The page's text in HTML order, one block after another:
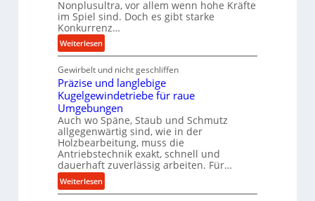
m
a
n
c
e
b
e
i
m
D
r
ü
c
k
Nonplusultra, vor allem wenn hohe Kräfte
im Spiel sind. Doch es gibt starke
Konkurrenz…
Weiterlesen:
K
u
g
e
l
g
e
w
i
n
d
Gewirbelt und nicht geschliffen
Präzise und langlebige
Kugelgewindetriebe für raue
Umgebungen
Auch wo Späne, Staub und Schmutz
allgegenwärtig sind, wie in der
Holzbearbeitung, muss die
Antriebstechnik exakt, schnell und
dauerhaft zuverlässig arbeiten. Für…
Weiterlesen:
P